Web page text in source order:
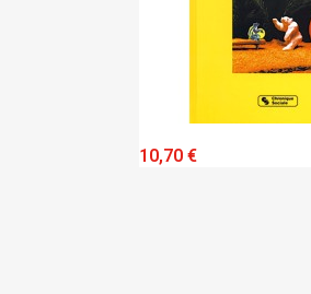
QUICK VIEW